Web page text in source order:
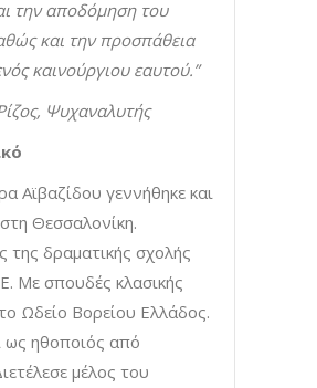
την αποδόμηση του
και την προσπάθεια
καινούργιου εαυτού.”
Ψυχαναλυτής
Αϊβαζίδου γεννήθηκε και
Θεσσαλονίκη.
της δραματικής σχολής
Με σπουδές κλασικής
Ωδείο Βορείου Ελλάδος.
ως ηθοποιός από
μέλος του